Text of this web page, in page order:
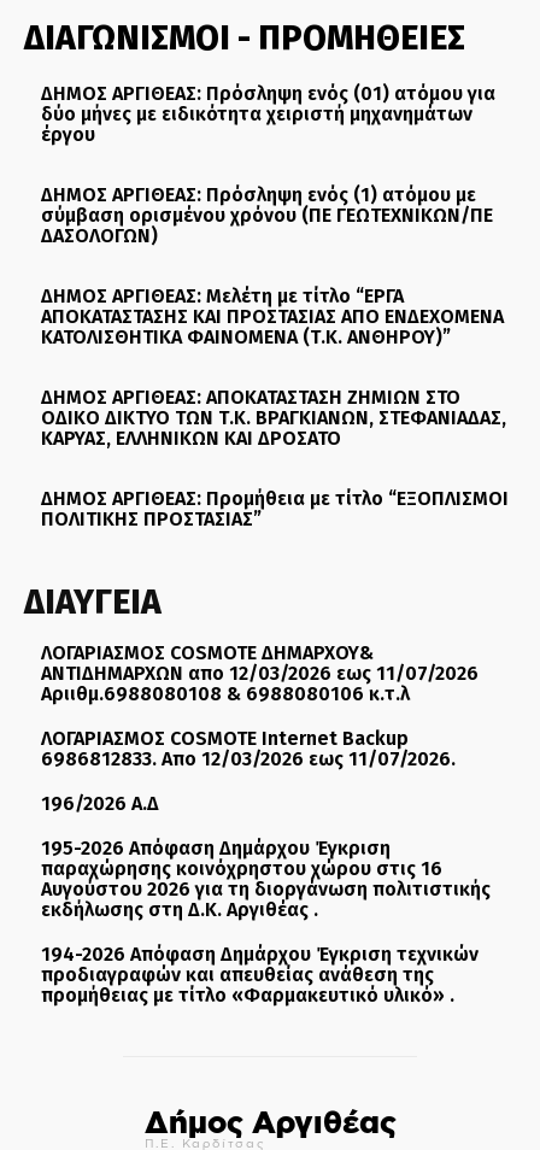
ΔΙΑΓΩΝΙΣΜΟΙ - ΠΡΟΜΗΘΕΙΕΣ
ΔΗΜΟΣ ΑΡΓΙΘΕΑΣ: Πρόσληψη ενός (01) ατόμου για
δύο μήνες με ειδικότητα χειριστή μηχανημάτων
έργου
ΔΗΜΟΣ ΑΡΓΙΘΕΑΣ: Πρόσληψη ενός (1) ατόμου με
σύμβαση ορισμένου χρόνου (ΠΕ ΓΕΩΤΕΧΝΙΚΩΝ/ΠΕ
ΔΑΣΟΛΟΓΩΝ)
ΔΗΜΟΣ ΑΡΓΙΘΕΑΣ: Μελέτη με τίτλο “ΕΡΓΑ
ΑΠΟΚΑΤΑΣΤΑΣΗΣ ΚΑΙ ΠΡΟΣΤΑΣΙΑΣ ΑΠΟ ΕΝΔΕΧΟΜΕΝΑ
ΚΑΤΟΛΙΣΘΗΤΙΚΑ ΦΑΙΝΟΜΕΝΑ (Τ.Κ. ΑΝΘΗΡΟΥ)”
ΔΗΜΟΣ ΑΡΓΙΘΕΑΣ: ΑΠΟΚΑΤΑΣΤΑΣΗ ΖΗΜΙΩΝ ΣΤΟ
ΟΔΙΚΟ ΔΙΚΤΥΟ ΤΩΝ Τ.Κ. ΒΡΑΓΚΙΑΝΩΝ, ΣΤΕΦΑΝΙΑΔΑΣ,
ΚΑΡΥΑΣ, ΕΛΛΗΝΙΚΩΝ ΚΑΙ ΔΡΟΣΑΤΟ
ΔΗΜΟΣ ΑΡΓΙΘΕΑΣ: Προμήθεια με τίτλο “ΕΞΟΠΛΙΣΜΟΙ
ΠΟΛΙΤΙΚΗΣ ΠΡΟΣΤΑΣΙΑΣ”
ΔΙΑΥΓΕΙΑ
ΛΟΓΑΡΙΑΣΜΟΣ COSMOTE ΔΗΜΑΡΧΟΥ&
ΑΝΤΙΔΗΜΑΡΧΩΝ απο 12/03/2026 εως 11/07/2026
Αριιθμ.6988080108 & 6988080106 κ.τ.λ
ΛΟΓΑΡΙΑΣΜΟΣ COSMOTE Internet Backup
6986812833. Απο 12/03/2026 εως 11/07/2026.
196/2026 Α.Δ
195-2026 Απόφαση Δημάρχου Έγκριση
παραχώρησης κοινόχρηστου χώρου στις 16
Αυγούστου 2026 για τη διοργάνωση πολιτιστικής
εκδήλωσης στη Δ.Κ. Αργιθέας .
194-2026 Απόφαση Δημάρχου Έγκριση τεχνικών
προδιαγραφών και απευθείας ανάθεση της
προμήθειας με τίτλο «Φαρμακευτικό υλικό» .
Δήμος Αργιθέας
Π.Ε. Καρδίτσας